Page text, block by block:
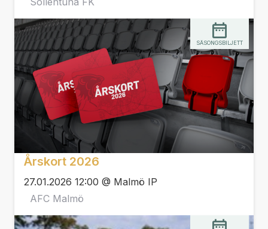
Årskort 2026
27.01.2026 12:00 @ Malmö IP
AFC Malmö
SÄSONGSBILJETT